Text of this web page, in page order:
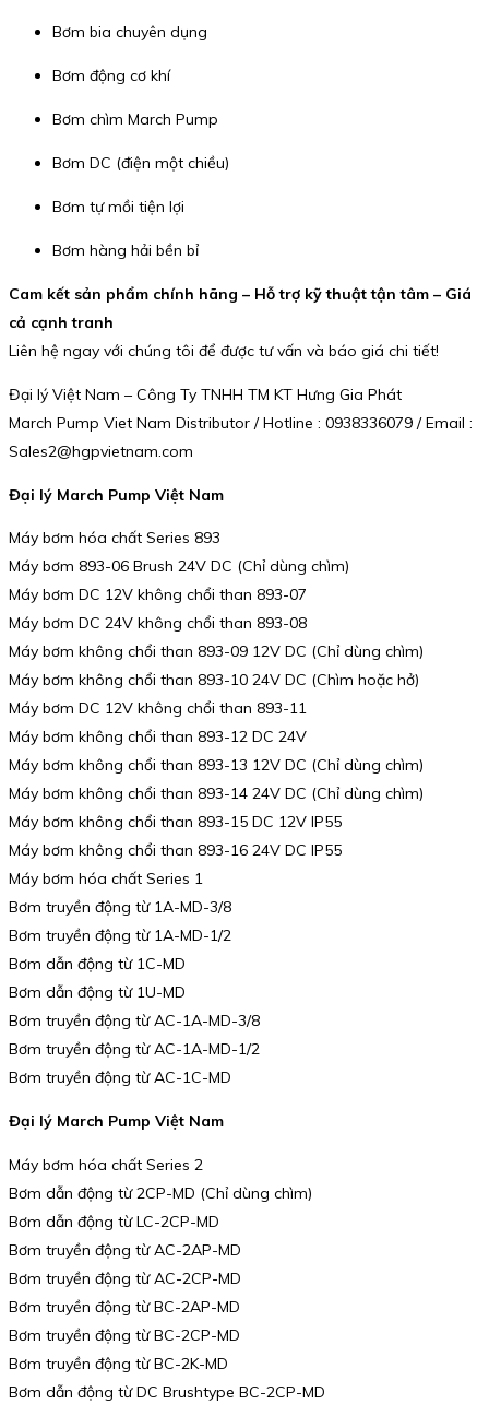
Bơm bia chuyên dụng
Bơm động cơ khí
Bơm chìm March Pump
Bơm DC (điện một chiều)
Bơm tự mồi tiện lợi
Bơm hàng hải bền bỉ
Cam kết sản phẩm chính hãng – Hỗ trợ kỹ thuật tận tâm – Giá
cả cạnh tranh
Liên hệ ngay với chúng tôi để được tư vấn và báo giá chi tiết!
Đại lý Việt Nam – Công Ty TNHH TM KT Hưng Gia Phát
March Pump Viet Nam Distributor / Hotline : 0938336079 / Email :
Sales2@hgpvietnam.com
Đại lý March Pump Việt Nam
Máy bơm hóa chất Series 893
Máy bơm 893-06 Brush 24V DC (Chỉ dùng chìm)
Máy bơm DC 12V không chổi than 893-07
Máy bơm DC 24V không chổi than 893-08
Máy bơm không chổi than 893-09 12V DC (Chỉ dùng chìm)
Máy bơm không chổi than 893-10 24V DC (Chìm hoặc hở)
Máy bơm DC 12V không chổi than 893-11
Máy bơm không chổi than 893-12 DC 24V
Máy bơm không chổi than 893-13 12V DC (Chỉ dùng chìm)
Máy bơm không chổi than 893-14 24V DC (Chỉ dùng chìm)
Máy bơm không chổi than 893-15 DC 12V IP55
Máy bơm không chổi than 893-16 24V DC IP55
Máy bơm hóa chất Series 1
Bơm truyền động từ 1A-MD-3/8
Bơm truyền động từ 1A-MD-1/2
Bơm dẫn động từ 1C-MD
Bơm dẫn động từ 1U-MD
Bơm truyền động từ AC-1A-MD-3/8
Bơm truyền động từ AC-1A-MD-1/2
Bơm truyền động từ AC-1C-MD
Đại lý March Pump Việt Nam
Máy bơm hóa chất Series 2
Bơm dẫn động từ 2CP-MD (Chỉ dùng chìm)
Bơm dẫn động từ LC-2CP-MD
Bơm truyền động từ AC-2AP-MD
Bơm truyền động từ AC-2CP-MD
Bơm truyền động từ BC-2AP-MD
Bơm truyền động từ BC-2CP-MD
Bơm truyền động từ BC-2K-MD
Bơm dẫn động từ DC Brushtype BC-2CP-MD